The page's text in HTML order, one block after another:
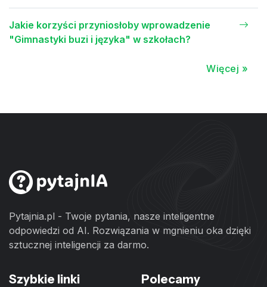
Jakie korzyści przyniosłoby wprowadzenie
"Gimnastyki buzi i języka" w szkołach?
Więcej »
Pytajnia.pl - Twoje pytania, nasze inteligentne
odpowiedzi od AI. Rozwiązania w mgnieniu oka dzięki
sztucznej inteligencji za darmo.
Szybkie linki Polecamy